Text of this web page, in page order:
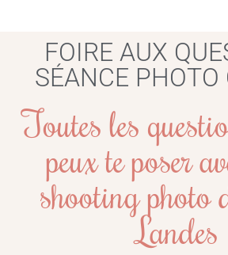
FOIRE AUX
SÉANCE PHOTO
Toutes les
peux te poser
shooting photo
Landes